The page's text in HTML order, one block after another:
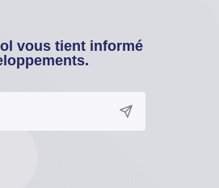
vous tient informé